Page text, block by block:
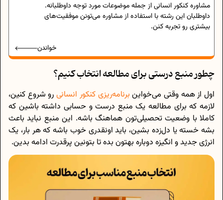
مشاوره کنکور انسانی از جمله موضوعات مورد توجه داوطلبانه.
داوطلبان این رشته با استفاده از مشاوره می‌تونن موفقیت‌های
بیشتری رو تجربه کنن.
خواندن
چطور منبع درستی برای مطالعه انتخاب کنیم؟
اول از همه وقتی می‌خواین برنامه‌ریزی کنکور انسانیرو شروع کنین،
لازمه که برای مطالعه یک منبع درست و حسابی داشته باشین که
کاملا با وضعیت تحصیلی‌تون هماهنگ باشه. این منبع نباید باعث
بشه خسته یا دل‌زده بشین، باید اونقدری خوب باشه که هر بار، یک
انرژی جدید و انگیزه دوباره بهتون بده تا بتونین پرقدرت ادامه بدین.